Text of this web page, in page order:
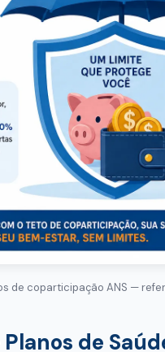
de coparticipação ANS —
Planos de